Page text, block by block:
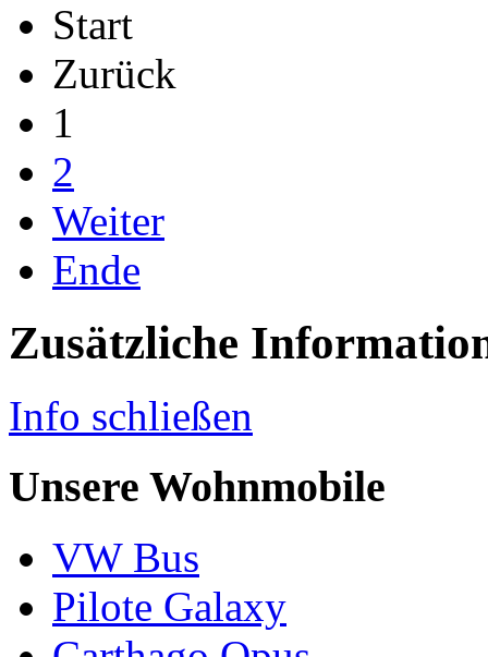
Start
Zurück
1
2
Weiter
Ende
Zusätzliche
Info schließen
Unsere Wohnmobile
VW Bus
Pilote Galaxy